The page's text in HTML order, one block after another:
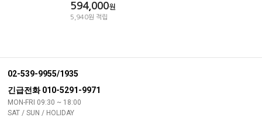
594,000원
5,940원 적립
02-539-9955/1935
긴급전화 010-5291-9971
MON-FRI 09:30 ~ 18:00
SAT / SUN / HOLIDAY